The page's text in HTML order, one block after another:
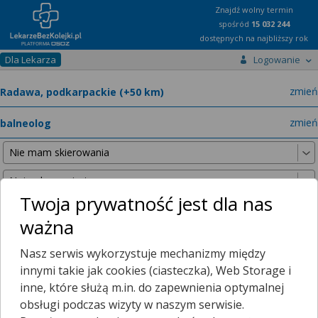
Znajdź wolny termin
spośród 15 032 244
dostępnych na najbliższy rok
Dla Lekarza Logowanie
zmień
zmień
Nie znaleźliśmy żadnych lekarzy w promieniu25 km , dlatego
zwiększyliśmy promień wyszukiwania do
50 km
Twoja prywatność jest dla nas
ważna
Nasz serwis wykorzystuje mechanizmy między
innymi takie jak cookies (ciasteczka), Web Storage i
inne, które służą m.in. do zapewnienia optymalnej
obsługi podczas wizyty w naszym serwisie.